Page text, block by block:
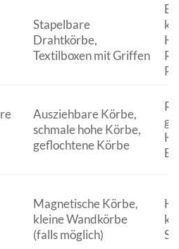
Stapelbare
Drahtkörbe,
Textilboxen mit Griffen
Ausziehbare Körbe,
schmale hohe Körbe,
geflochtene Körbe
Magnetische Körbe,
kleine Wandkörbe
(falls möglich)